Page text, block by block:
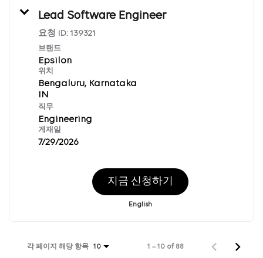
Lead Software Engineer
요청 ID: 139321
브랜드
Epsilon
위치
Bengaluru, Karnataka
직무
Engineering
게재일
7/29/2026
지금 신청하기
English
각 페이지 해당 항목 10 1 – 10 of 88